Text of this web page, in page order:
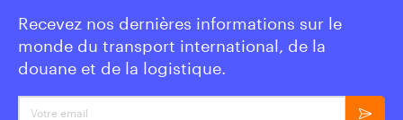
Recevez nos dernières informations sur le
monde du transport international, de la
douane et de la logistique.
Votre email